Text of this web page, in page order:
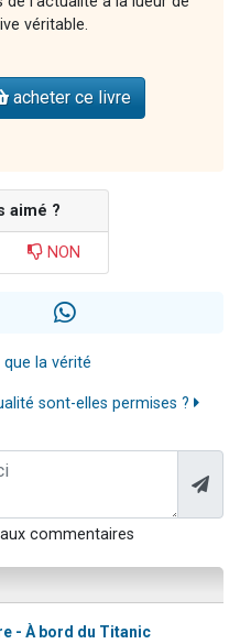
véritable.
acheter ce livre
aimé ?
NON
la vérité
sont-elles permises ?
commentaires
- À bord du Titanic